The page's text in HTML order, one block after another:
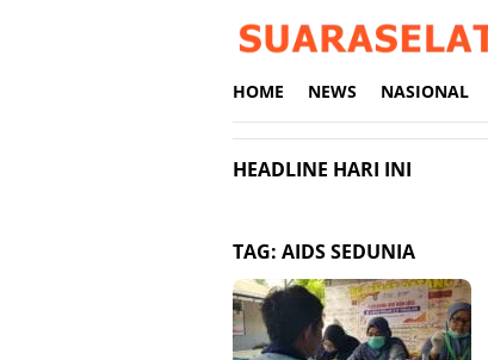
HOME NEWS NASIONAL
HEADLINE HARI INI
TAG: AIDS SEDUNIA